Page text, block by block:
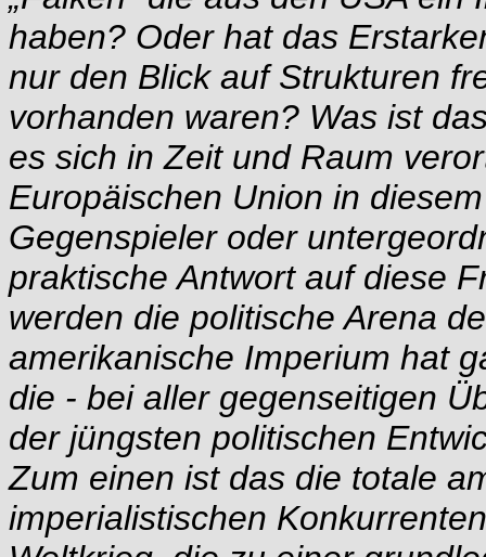
haben? Oder hat das
nur den Blick auf Strukturen
vorhanden waren? Was ist
es sich in Zeit und Raum
Europäischen Union in
Gegenspieler oder
praktische Antwort auf diese
werden die politische Arena
amerikanische Imperium hat
die - bei aller gegenseitigen
der jüngsten politischen
Zum einen ist das die totale
imperialistischen